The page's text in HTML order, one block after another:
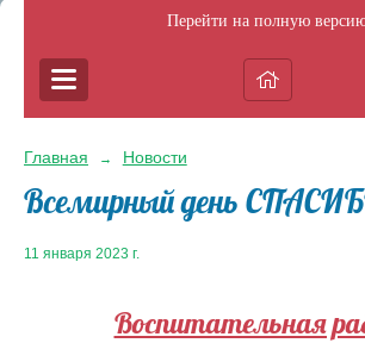
Перейти на полную
Главная → Новости
Всемирный день
11 января 2023 г.
Воспитательная